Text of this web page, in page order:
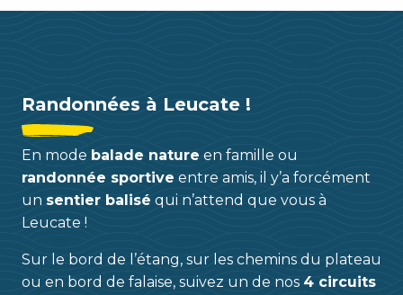
Randonnées à Leucate !
En mode balade nature en famille ou
randonnée sportive entre amis, il y’a forcément
un sentier balisé qui n’attend que vous à
Leucate !
Sur le bord de l’étang, sur les chemins du plateau
ou en bord de falaise, suivez un de nos 4 circuits